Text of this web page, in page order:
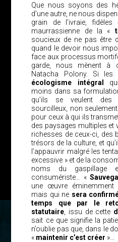
Que nous soyons des
d’une autre, ne nous
grain de l’ivraie,
maurrassienne de la «
soucieux de ne pas être
quand le devoir nous
face aux processus
garde, nous mènent à
Natacha Polony. Si les
écologisme intégral
moins dans sa
qu’ils se veulent des
sourcilleux, non
pour ceux à qui ils
des paysages multiples et
richesses de ceux-ci, des
trésors de la culture, et
l’appauvrir malgré les
excessive » et de la
noms du gaspillage
consumériste… «
une œuvre éminemment
mais qui ne sera
temps que par le
statutaire , issu de cette
sait ce que signifie la
n’oublie pas que, dans le
« maintenir c’est créer »…